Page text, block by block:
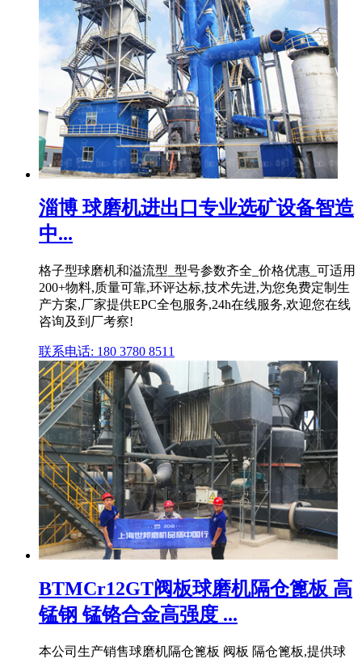
淄博 球磨机进出口专业选矿设备智造
中...
格子型球磨机和溢流型_型号参数齐全_价格优惠_可适用
200+物料,质量可靠,环评达标,技术先进,为您免费定制生
产方案,厂家提供EPC全包服务,24h在线服务,欢迎您在线
咨询及到厂考察!
联系电话: 180 3780 8511
BTMCr12GT阀板球磨机隔仓篦板 高
锰钢 锰铬合金高强度 ...
本公司生产销售球磨机隔仓篦板 阀板 隔仓篦板,提供球